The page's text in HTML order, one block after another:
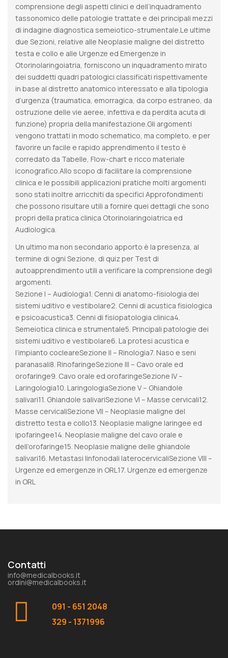
comprensione degli aspetti clinici e dell’inquadramento
tassonomico delle patologie trattate e dei principali mezzi
di indagine diagnostica semeiotico-strumentale.Le ultime
due Sezioni, relative alle Neoplasie maligne del distretto
testa e collo e alle Urgenze ed Emergenze in
Otorinolaringoiatria, forniscono un inquadramento mirato
dei suddetti quadri patologici classificati rispettivamente
in base al distretto anatomico interessato e alla tipologia
d’urgenza (traumatica, emorragica, da corpo estraneo, da
ostruzione delle vie aeree, infettiva e da perdita acuta di
funzione) propria della manifestazione.Gli argomenti
vengono trattati in modo schematico, ma completo, e per
favorire un facile e rapido apprendimento il testo è
corredato da Tabelle, Flow-chart e ricco materiale
iconografico.Allo scopo di facilitare la comprensione
clinica e le possibili applicazioni pratiche molti argomenti
sono stati inoltre arricchiti da specifici Approfondimenti
che possono risultare utili a fornire quei dettagli che sono
propri della pratica clinica Otorinolaringoiatrica ed
Audiologica.
Un ultimo ma non secondario apporto è la presenza, al
termine di ogni Sezione, di quiz per Test di
autoapprendimento utili a verificare la comprensione degli
argomenti.
Sezione I – Audiologia1. Cenni di anatomo-fisiologia dei
sistemi uditivo e vestibolare2. Cenni di acustica fisiologica
e psicoacustica3. Cenni di fisiopatologia clinica4.
Semeiotica clinica e strumentale5. Principali patologie dei
sistemi uditivo e vestibolare6. La protesi acustica e
l’impianto cocleareSezione II – Rinologia7. Naso e seni
paranasali8. RinofaringeSezione III – Cavo orale ed
orofaringe9. Cavo orale ed orofaringeSezione IV –
Laringologia10. LaringologiaSezione V – Ghiandole
salivari11. Ghiandole salivariSezione VI – Masse cervicali12.
Masse cervicaliSezione VII – Neoplasie maligne del
distretto testa e collo13. Neoplasie maligne laringee ed
ipofaringee14. Neoplasie maligne del cavo orale e
dell’orofaringe15. Neoplasie maligne delle ghiandole
salivari16. Metastasi linfonodali laterocervicaliSezione VIII –
Urgenze ed emergenze in ORL17. Urgenze ed emergenze
in ORL
Contatti
info@medicalbooks.it
ordini@medicalbooks.it
091 - 651 2048
329 - 1371996